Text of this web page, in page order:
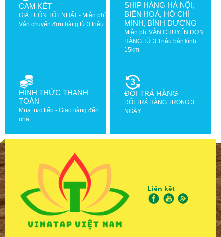
CAM KẾT
GIÁ LUÔN TỐT NHẤT - Miễn phí
Vận chuyển đơn hàng từ 3 triệu.
SHIP HÀNG HÀ NỘI,
BIÊN HOÀ, HỒ CHÍ
MINH, BÌNH DƯƠNG
Miễn phí VẬN CHUYỂN ĐƠN
HÀNG TỪ 3 Triệu bán kính
15km
HÌNH THỨC THANH
TOÁN
Mua trực tiếp - Giao hàng đến
nhà
ĐỔI TRẢ HÀNG
ĐỔI TRẢ HÀNG TRONG 3
NGÀY
Liên kết